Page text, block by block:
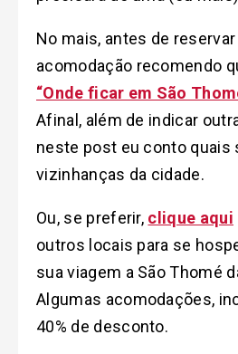
No mais, antes de reservar
acomodação recomendo
“Onde ficar em São
Afinal, além de indicar
neste post eu conto quais
vizinhanças da cidade.
Ou, se preferir, clique aqui
outros locais para se
sua viagem a São Thomé
Algumas acomodações,
40% de desconto.